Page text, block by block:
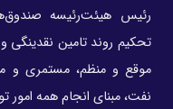
رئیس هیئت‌رئیسه
تحکیم روند تامین نقدینگی و
موقع و منظم، مستمری و
نفت، مبنای انجام همه